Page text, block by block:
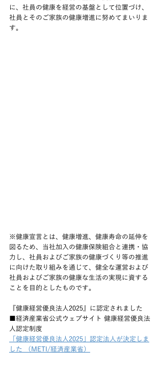
に、社員の健康を経営の基盤として位置づけ、
社員とそのご家族の健康増進に努めてまいりま
す。
※健康宣言とは、健康増進、健康寿命の延伸を
図るため、当社加入の健康保険組合と連携・協
力し、社員およびご家族の健康づくり等の推進
に向けた取り組みを通じて、健全な運営および
社員およびご家族の健康な生活の実現に資する
ことを目的としたものです。
『健康経営優良法人2025』に認定されました
■経済産業省公式ウェブサイト 健康経営優良法
人認定制度
「健康経営優良法人2025」認定法人が決定しま
した （METI/経済産業省）